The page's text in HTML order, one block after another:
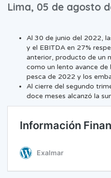
Lima, 05 de agosto
Al 30 de junio del 2022,
y el EBITDA en 27%
anterior, producto de un
como un lento avance
pesca de 2022 y los
Al cierre del segundo
doce meses alcanzó la